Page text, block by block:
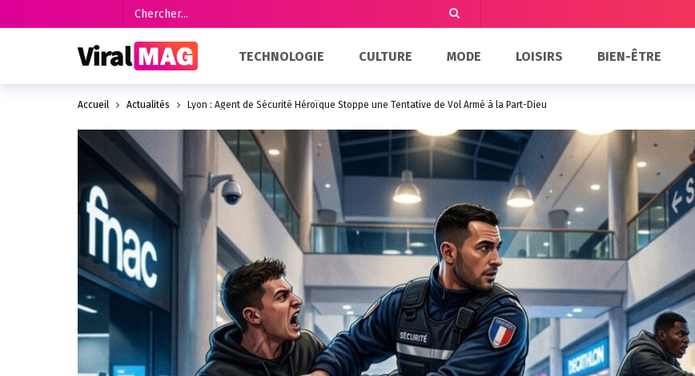
TECHNOLOGIE CULTURE MODE LOISIRS BIEN-ÊTRE
Accueil Actualités Lyon : Agent de Sécurité Héroïque Stoppe une Tentative de Vol Armé à la Part-Dieu